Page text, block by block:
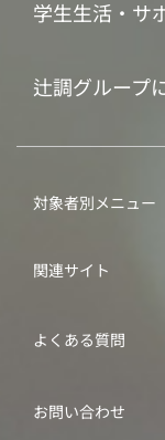
学生生活・サ
辻調グループ
対象者別メニュー
関連サイト
よくある質問
お問い合わせ